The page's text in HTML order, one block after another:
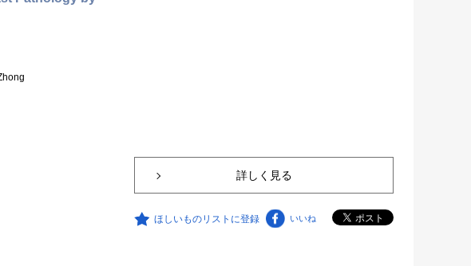
詳しく見る
ほしいものリストに登録 いいね